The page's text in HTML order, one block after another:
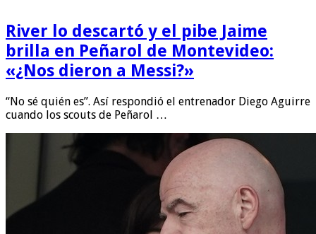
River lo descartó y el pibe Jaime
brilla en Peñarol de Montevideo:
«¿Nos dieron a Messi?»
“No sé quién es”. Así respondió el entrenador Diego Aguirre
cuando los scouts de Peñarol …